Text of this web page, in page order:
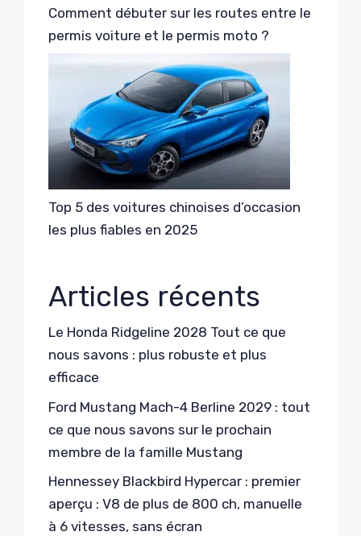
Comment débuter sur les routes entre le
permis voiture et le permis moto ?
Top 5 des voitures chinoises d’occasion
les plus fiables en 2025
Articles récents
Le Honda Ridgeline 2028 Tout ce que
nous savons : plus robuste et plus
efficace
Ford Mustang Mach-4 Berline 2029 : tout
ce que nous savons sur le prochain
membre de la famille Mustang
Hennessey Blackbird Hypercar : premier
aperçu : V8 de plus de 800 ch, manuelle
à 6 vitesses, sans écran